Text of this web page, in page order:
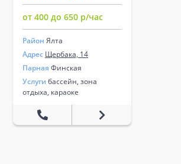
от 400 до 650 р/час
Район Ялта
Адрес Щербака, 14
Парная Финская
Услуги бассейн, зона
отдыха, караоке